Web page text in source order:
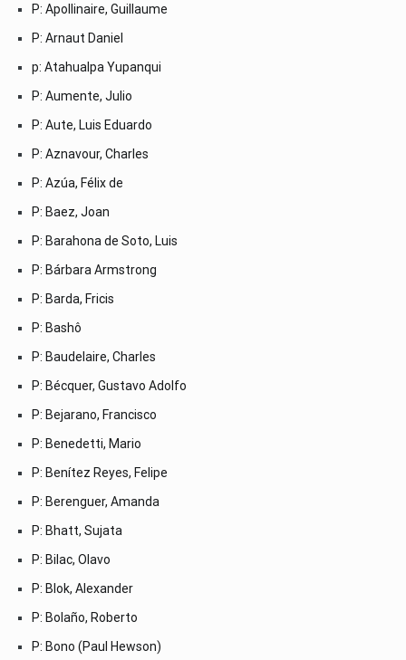
P: Apollinaire, Guillaume
P: Arnaut Daniel
p: Atahualpa Yupanqui
P: Aumente, Julio
P: Aute, Luis Eduardo
P: Aznavour, Charles
P: Azúa, Félix de
P: Baez, Joan
P: Barahona de Soto, Luis
P: Bárbara Armstrong
P: Barda, Fricis
P: Bashô
P: Baudelaire, Charles
P: Bécquer, Gustavo Adolfo
P: Bejarano, Francisco
P: Benedetti, Mario
P: Benítez Reyes, Felipe
P: Berenguer, Amanda
P: Bhatt, Sujata
P: Bilac, Olavo
P: Blok, Alexander
P: Bolaño, Roberto
P: Bono (Paul Hewson)